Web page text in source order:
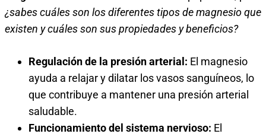
¿sabes cuáles son los diferentes tipos de magnesio que
existen y cuáles son sus propiedades y beneficios?
Regulación de la presión arterial: El magnesio
ayuda a relajar y dilatar los vasos sanguíneos, lo
que contribuye a mantener una presión arterial
saludable.
Funcionamiento del sistema nervioso: El